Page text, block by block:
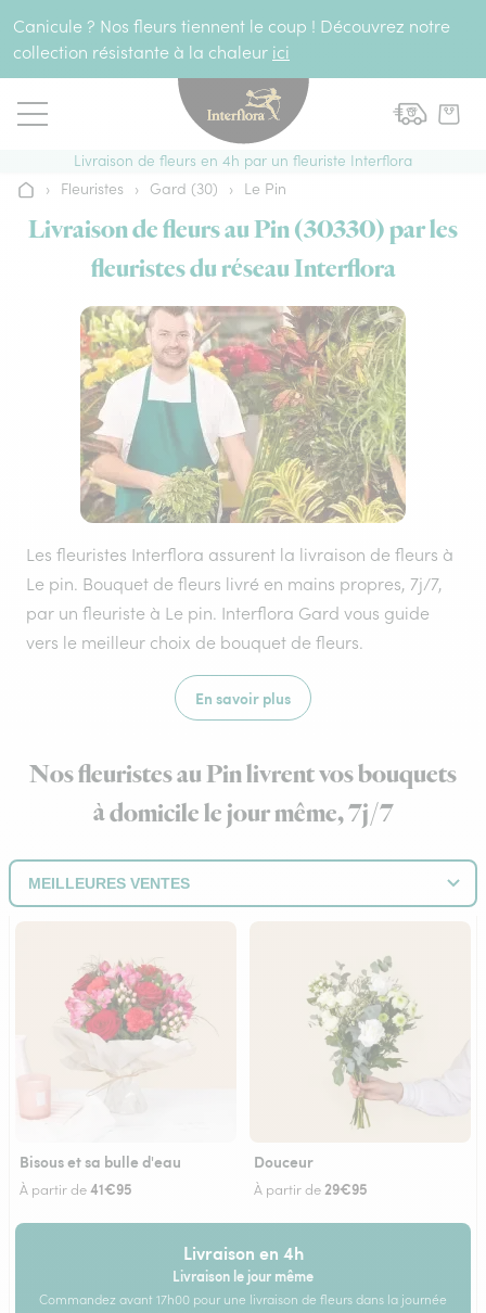
Canicule ? Nos fleurs tiennent le coup ! Découvrez notre
collection résistante à la chaleur ici
Livraison de fleurs en 4h par un fleuriste Interflora
Accueil
› Fleuristes › Gard (30) › Le Pin
Livraison de fleurs au Pin (30330) par les
fleuristes du réseau Interflora
Les fleuristes Interflora assurent la livraison de fleurs à
Le pin. Bouquet de fleurs livré en mains propres, 7j/7,
par un fleuriste à Le pin. Interflora Gard vous guide
vers le meilleur choix de bouquet de fleurs.
En savoir plus
Nos fleuristes au Pin livrent vos bouquets
à domicile le jour même, 7j/7
Bisous et sa bulle d'eau
À partir de41€95
Douceur
À partir de 29€95
Livraison en 4h
Livraison le jour même
Commandez avant 17h00 pour une livraison de fleurs dans la journée